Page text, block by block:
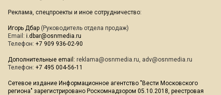
Реклама, спецпроекты и иное сотрудничество:
Игорь Дбар (Руководитель отдела продаж)
Email: i.dbar@osnmedia.ru
Телефон: +7 909 936-02-90
Дополнительные email: reklama@osnmedia.ru, adv@osnmedia.ru
Телефон: +7 495 004-56-11
Сетевое издание Информационное агентство "Вести Московского
региона" зарегистрировано Роскомнадзором 05.10.2018, реестровая